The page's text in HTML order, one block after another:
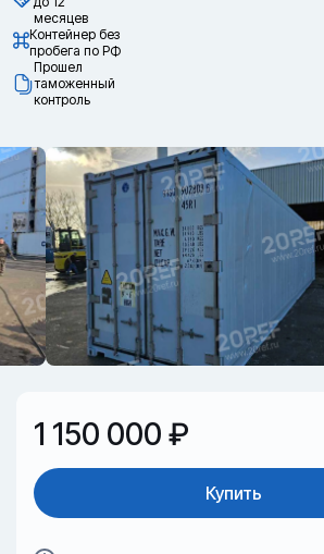
месяцев
Контейнер без
пробега по РФ
Прошел
таможенный
контроль
1 150 000 ₽
Купить